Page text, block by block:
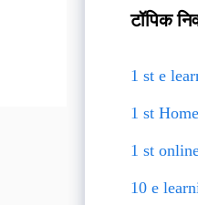
टॉपिक
1 st e
1 st
1 st
10 e